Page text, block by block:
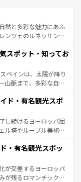
然と多彩な魅力にあふ
ンツェのルネッサンス
やアマルフィ海岸の絶
の合間には、本場の
料理を堪能することも
、すべての瞬間を楽し
ンツ一覧を参照してほ
スポット・知ってお
ペインは、太陽が降り
山脈まで、多彩な自然
フラメンコ、熱気あふ
生活の一部となってい
囲気や、バルセロナの
古代ローマ遺跡や中世
なるスペインはその個
ド・有名観光スポ
し続けるヨーロッパ屈
ル塔やルーブル美術館
麗な宮殿、歴史的な大
自然が、訪れる者を心
食の国としても知ら
化遺産にも登録されて
・有名観光スポッ
が交差するヨーロッパ
が残るロマンチック街